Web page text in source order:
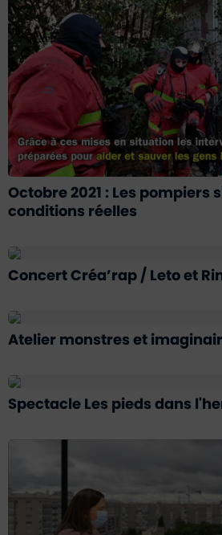
Octobre 2021 : Les pompiers
conditions réelles
Concert Créa’rap / Leto et
Atelier monstres et
Spectacle Les pieds dans